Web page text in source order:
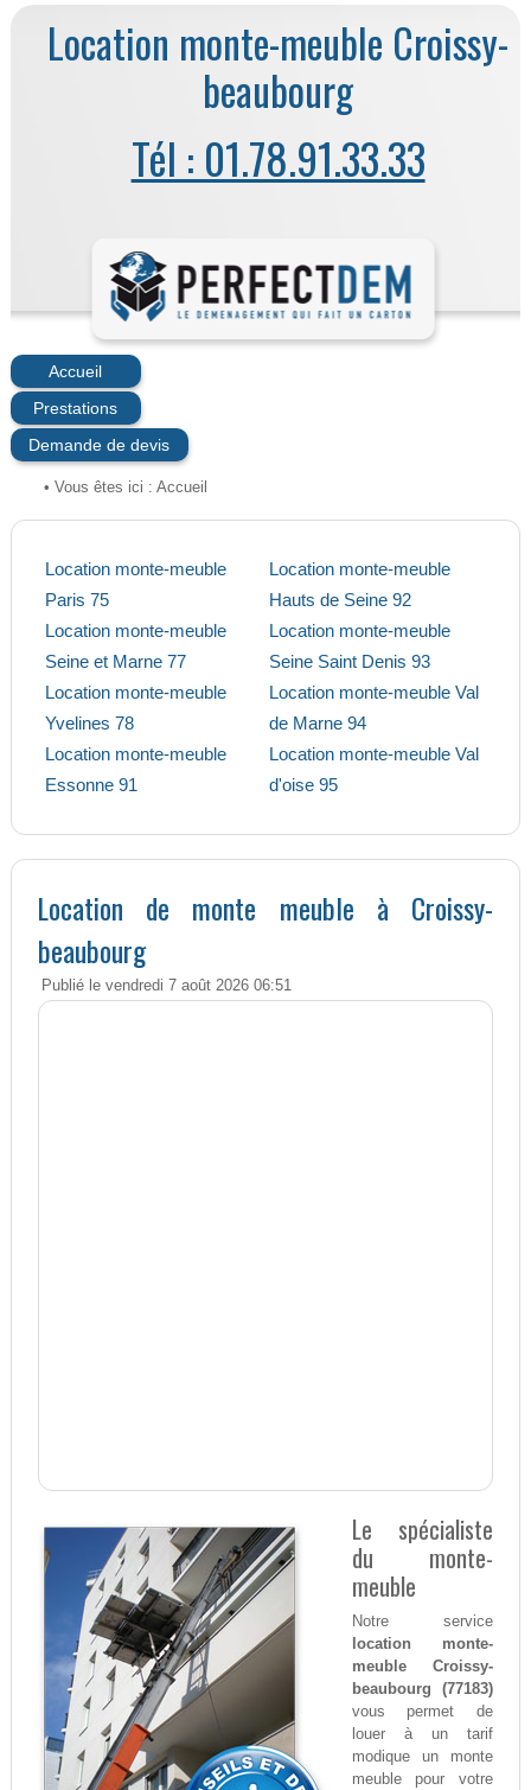
Location monte-meuble Croissy-
beaubourg
Tél : 01.78.91.33.33
Accueil
Prestations
Demande de devis
• Vous êtes ici : Accueil
Location monte-meuble
Paris 75
Location monte-meuble
Seine et Marne 77
Location monte-meuble
Yvelines 78
Location monte-meuble
Essonne 91
Location monte-meuble
Hauts de Seine 92
Location monte-meuble
Seine Saint Denis 93
Location monte-meuble Val
de Marne 94
Location monte-meuble Val
d'oise 95
Location de monte meuble à Croissy-
beaubourg
Publié le vendredi 7 août 2026 06:51
Le spécialiste
du monte-
meuble
Notre service
location monte-
meuble Croissy-
beaubourg (77183)
vous permet de
louer à un tarif
modique un monte
meuble pour votre